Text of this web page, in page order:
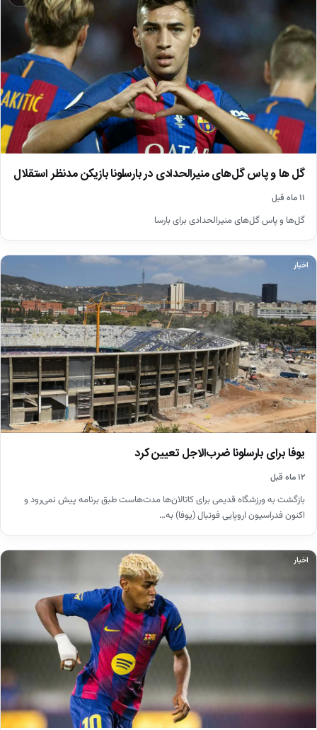
گل ‌ها و پاس گل‌‌های منیرالحدادی در بارسلونا بازیکن مدنظر استقلال
۱۱ ماه قبل
گل‌‌ها و پاس گل‌های منیرالحدادی برای بارسا
اخبار
یوفا برای بارسلونا ضرب‌الاجل تعیین کرد
۱۲ ماه قبل
بازگشت به ورزشگاه قدیمی برای کاتالان‌ها مدت‌هاست طبق برنامه پیش نمی‌رود و
اکنون فدراسیون اروپایی فوتبال (یوفا) به…
اخبار